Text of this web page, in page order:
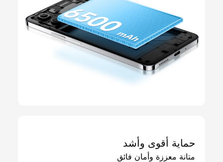
حماية أقوى وأشد
متانة معززة وأمان فائق